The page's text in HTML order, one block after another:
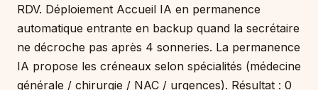
RDV. Déploiement Accueil IA en permanence
automatique entrante en backup quand la secrétaire
ne décroche pas après 4 sonneries. La permanence
IA propose les créneaux selon spécialités (médecine
générale / chirurgie / NAC / urgences). Résultat : 0